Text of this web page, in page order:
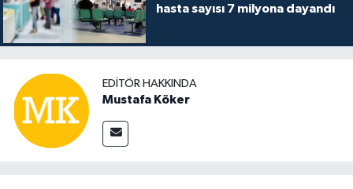
hasta sayısı 7 milyona dayandı
EDITÖR HAKKINDA
Mustafa Köker